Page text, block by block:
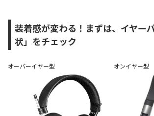
装着感が変わる！まずは、イヤー
状」をチェック
オーバーイヤー型 オンイヤー型